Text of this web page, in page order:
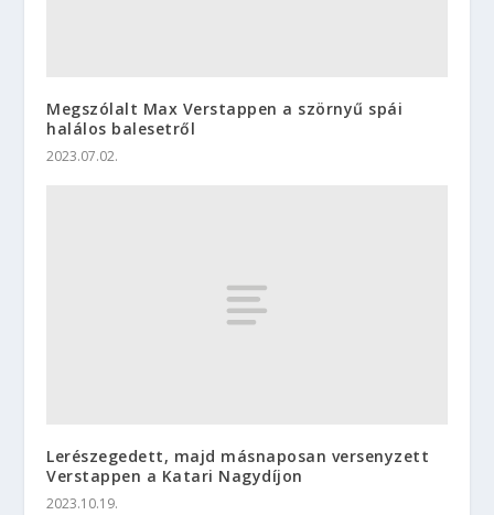
Megszólalt Max Verstappen a szörnyű spái
halálos balesetről
2023.07.02.
Lerészegedett, majd másnaposan versenyzett
Verstappen a Katari Nagydíjon
2023.10.19.